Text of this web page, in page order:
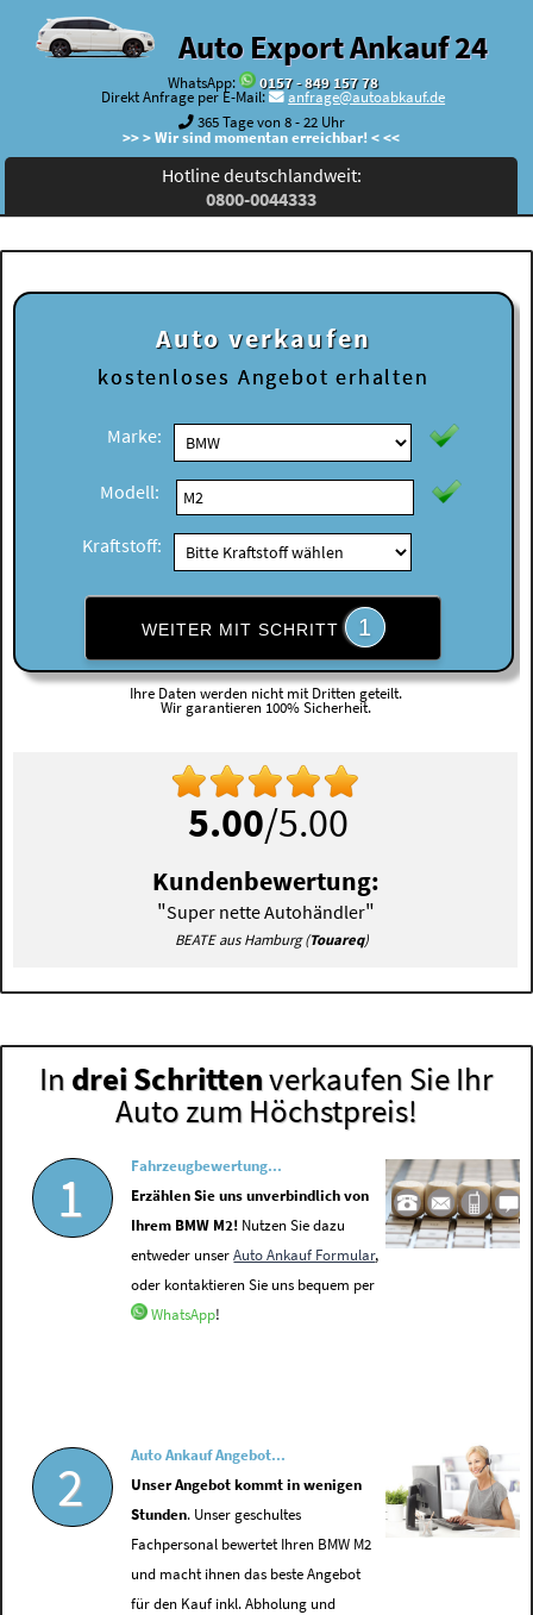
Auto Export Ankauf 24
WhatsApp:
0157 - 849 157 78
Direkt Anfrage per E-Mail:
anfrage@autoabkauf.de
365 Tage von 8 - 22 Uhr
>> > Wir sind momentan erreichbar! < <<
Hotline deutschlandweit:
0800-0044333
Auto verkaufen
kostenloses Angebot erhalten
Marke:
Modell:
Kraftstoff:
WEITER MIT SCHRITT 1
Ihre Daten werden nicht mit Dritten geteilt.
Wir garantieren 100% Sicherheit.
5.00/5.00
Kundenbewertung:
"Super nette Autohändler"
BEATE aus Hamburg (Touareq)
In drei Schrittenverkaufen Sie Ihr
Auto zum Höchstpreis!
1
Fahrzeugbewertung...
Erzählen Sie uns unverbindlich von
Ihrem BMW M2! Nutzen Sie dazu
entweder unserAuto Ankauf Formular,
oder kontaktieren Sie uns bequem per
WhatsApp!
2
Auto Ankauf Angebot...
Unser Angebot kommt in wenigen
Stunden. Unser geschultes
Fachpersonal bewertet Ihren BMW M2
und macht ihnen das beste Angebot
für den Kauf inkl. Abholung und